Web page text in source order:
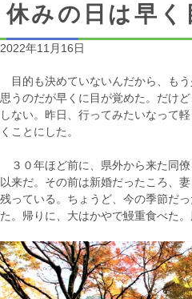
休みの日は早く
2022年11月16日
目的も決めていないんだから、も
思うのだが早くに目が覚めた。だけ
しない。昨日、行ってみたいなって
くことにした。
３０年ほど前に、県外から来た同
以来だ。その前は新婚だったころ、
残っている。ちょうど、今の季節だ
た。帰りに、大はかやで鰻重食べた。